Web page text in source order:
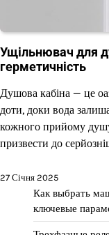
Ущільнювач для
герметичність
Душова кабіна — це
доти, доки вода
кожного прийому
призвести до
27 Січня 2025
Как выбрать
ключевые